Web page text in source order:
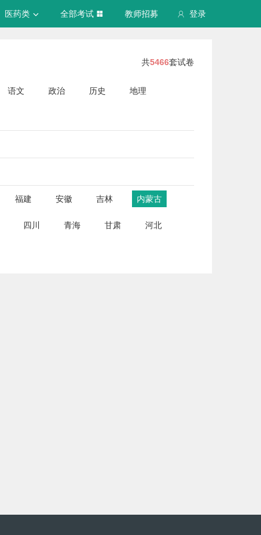
登录
医药类 全部考试 教师招募
共5466套试卷
语文 政治 历史 地理
福建 安徽 吉林 内蒙古
四川 青海 甘肃 河北